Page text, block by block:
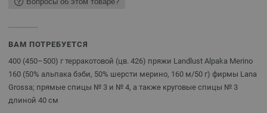
ВАМ ПОТРЕБУЕТСЯ
400 (450–500) г терракотовой (цв. 426) пряжи Landlust Alpaka Merino
160 (50% альпака бэби, 50% шерсти мерино, 160 м/50 г) фирмы Lana
Grossa; прямые спицы № 3 и № 4, а также круговые спицы № 3
длиной 40 см